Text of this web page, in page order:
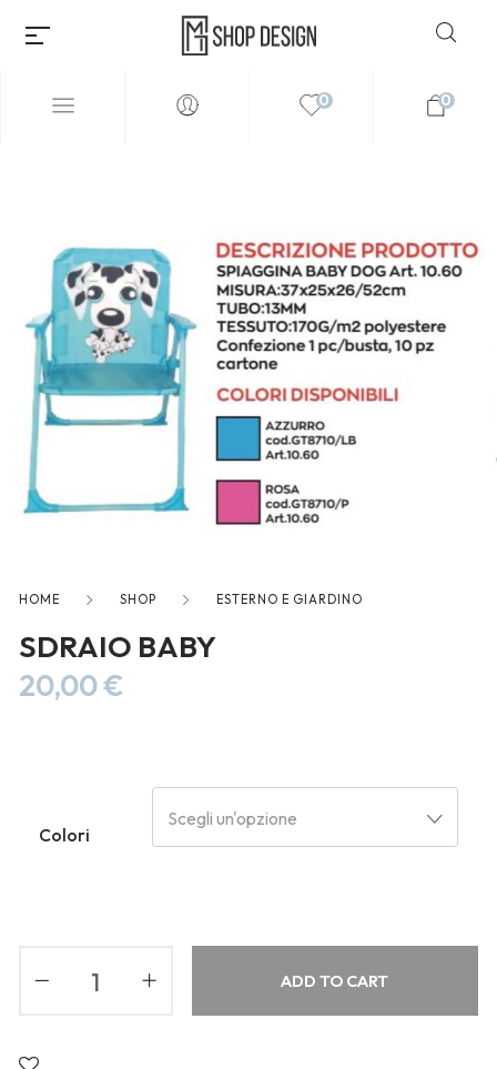
Millions of people around the
world visit Envato to buy and
sell creative assets, use smart
creative skills or even hire
freelancers. With an industry-
service, Envato helps creatives
faster.
Careers
0 0
HOME SHOP ESTERNO E GIARDINO
SDRAIO BABY
20,00€
Colori
Scegli un'opzione
ADD TO CART